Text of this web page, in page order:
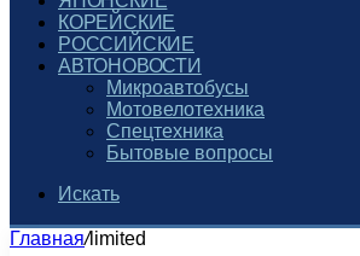
КОРЕЙСКИЕ
РОССИЙСКИЕ
АВТОНОВОСТИ
Микроавтобусы
Мотовелотехника
Спецтехника
Бытовые вопросы
Искать
Главная/limited